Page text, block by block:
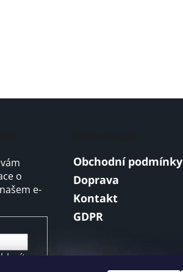
o
e-
s
Obchodní podmínky
Doprava
Kontakt
GDPR